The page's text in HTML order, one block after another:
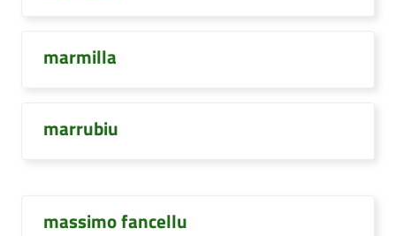
marmilla
marrubiu
massimo fancellu